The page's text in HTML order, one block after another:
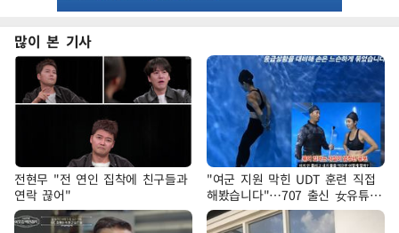
많이 본 기사
전현무 "전 연인 집착에 친구들과
연락 끊어"
"여군 지원 막힌 UDT 훈련 직접
해봤습니다"…707 출신 女유튜버
'완벽 소화'